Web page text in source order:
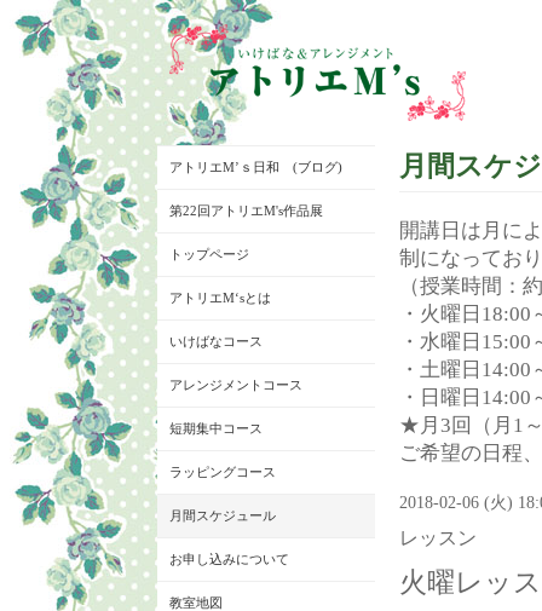
月間スケ
開講日は月に
制になってお
（授業時間：
・火曜日18:00
・水曜日15:00
・土曜日14:00
・日曜日14:00
★月3回（月1
ご希望の日程
2018-02-06 (火)
レッスン
火曜レッ
アトリエM’ｓ日和 (ブログ)
第22回アトリエM's作品展
トップページ
アトリエM‘sとは
いけばなコース
アレンジメントコース
短期集中コース
ラッピングコース
月間スケジュール
お申し込みについて
教室地図